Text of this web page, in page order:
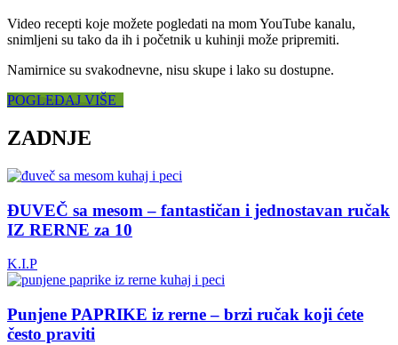
Video recepti koje možete pogledati na mom YouTube kanalu,
snimljeni su tako da ih i početnik u kuhinji može pripremiti.
Namirnice su svakodnevne, nisu skupe i lako su dostupne.
POGLEDAJ VIŠE
ZADNJE
ĐUVEČ sa mesom – fantastičan i jednostavan ručak
IZ RERNE za 10
K.I.P
Punjene PAPRIKE iz rerne – brzi ručak koji ćete
često praviti